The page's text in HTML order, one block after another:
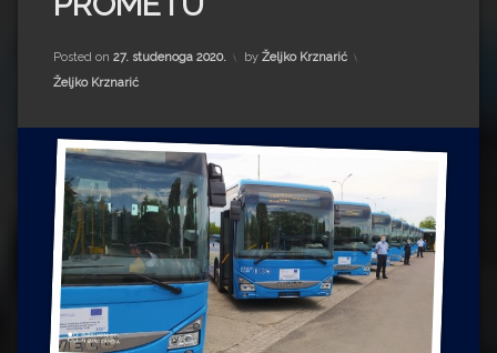
Impressum
Milenko Strižak
Drugi autori
Drugi autori
Ljiljana Lekanić-Kljaić
Željko Krznarić
Mario Lovreković
Miroslav Šantek
Posted on 27. studenoga 2020. by Željko Krznarić
Kategorije:
Željko Krznarić